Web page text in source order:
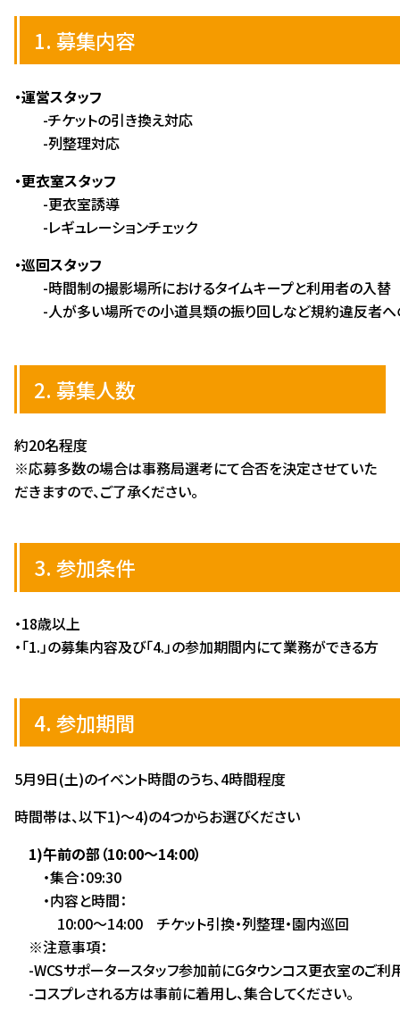
1. 募集内容
・運営スタッフ
-チケットの引き換え対応
-列整理対応
・更衣室スタッフ
-更衣室誘導
-レギュレーションチェック
・巡回スタッフ
-時間制の撮影場所におけるタイムキープと利用者の入替
-人が多い場所での小道具類の振り回しなど規約違反者へ
2. 募集人数
約20名程度
※応募多数の場合は事務局選考にて合否を決定させていた
だきますので、ご了承ください。
3. 参加条件
・18歳以上
・「1.」の募集内容及び「4.」の参加期間内にて業務ができる方
4. 参加期間
5月9日(土)のイベント時間のうち、4時間程度
時間帯は、以下1)～4)の4つからお選びください
1)午前の部（10:00～14:00）
・集合：09:30
・内容と時間：
10:00～14:00 チケット引換・列整理・園内巡回
※注意事項：
-WCSサポータースタッフ参加前にGタウンコス更衣室のご利
-コスプレされる方は事前に着用し、集合してください。